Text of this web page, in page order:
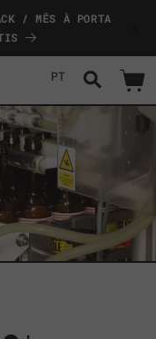
/ MÊS À PORTA
PT